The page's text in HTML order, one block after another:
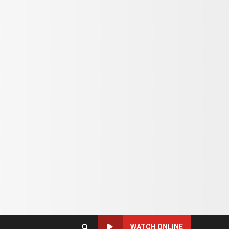
WATCH ONLINE